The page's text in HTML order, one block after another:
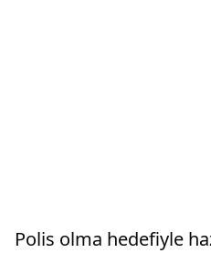
Polis olma hedefiyle